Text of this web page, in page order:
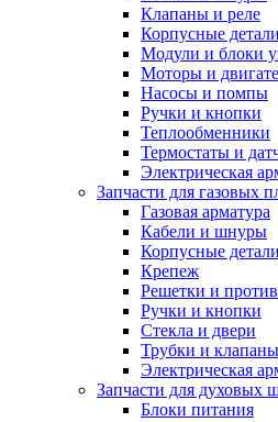
Клапаны и реле
Корпусные детали
Модули и блоки
Моторы и
Насосы и помпы
Ручки и кнопки
Теплообменники
Термостаты и
Электрическая
Запчасти для газовых
Газовая арматура
Кабели и шнуры
Корпусные детали
Крепеж
Решетки и
Ручки и кнопки
Стекла и двери
Трубки и клапаны
Электрическая
Запчасти для духовых
Блоки питания